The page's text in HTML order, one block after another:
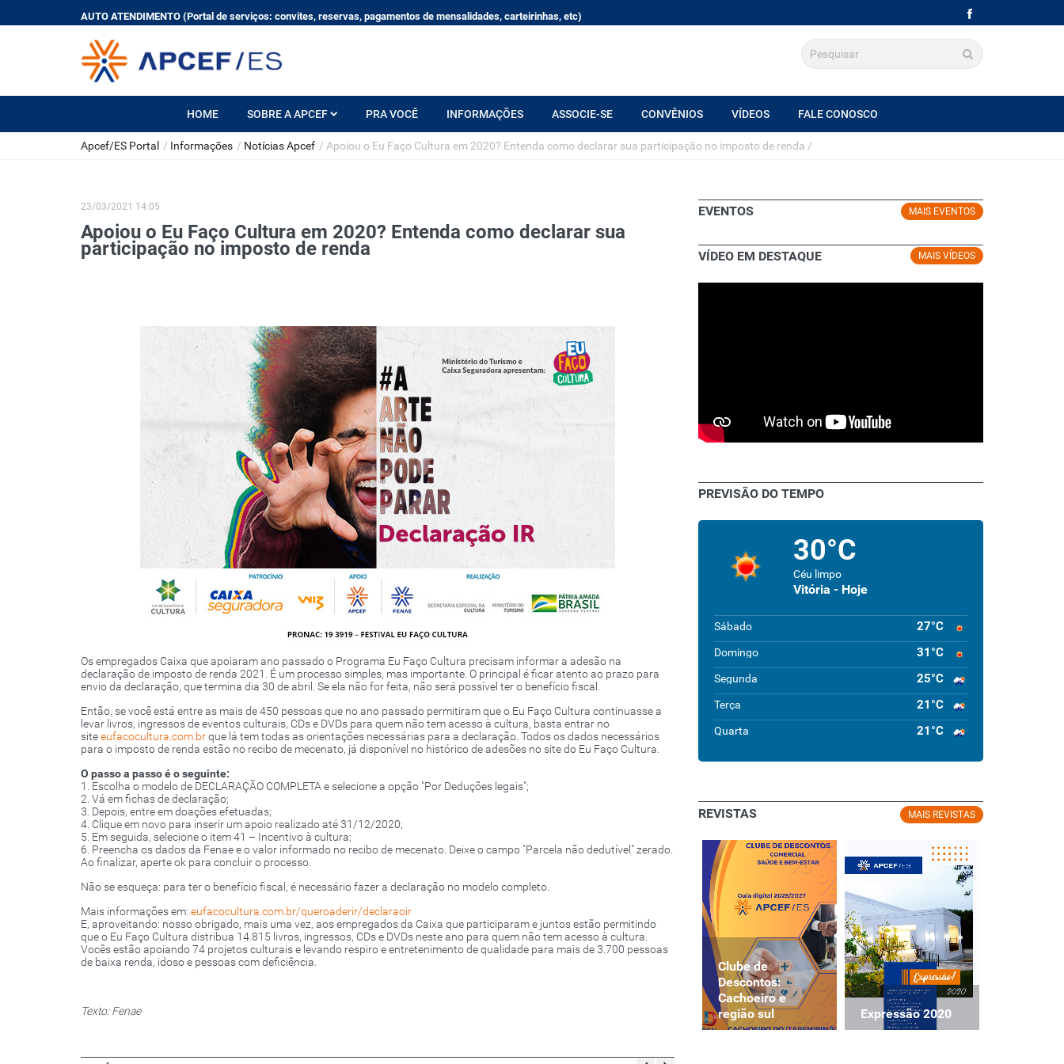
AUTO ATENDIMENTO (Portal de serviços: convites, reservas, pagamentos de mensalidades, carteirinhas, etc)
HOME SOBRE A APCEF PRA VOCÊ INFORMAÇÕES ASSOCIE-SE CONVÊNIOS VÍDEOS FALE CONOSCO
Apcef/ES Portal / Informações / Notícias Apcef / Apoiou o Eu Faço Cultura em 2020? Entenda como declarar sua participação no imposto de renda /
23/03/2021 14:05
Apoiou o Eu Faço Cultura em 2020? Entenda como declarar sua
participação no imposto de renda
Os empregados Caixa que apoiaram ano passado o Programa Eu Faço Cultura precisam informar a adesão na
declaração de imposto de renda 2021. É um processo simples, mas importante. O principal é ficar atento ao prazo para
envio da declaração, que termina dia 30 de abril. Se ela não for feita, não será possível ter o benefício fiscal.
Então, se você está entre as mais de 450 pessoas que no ano passado permitiram que o Eu Faço Cultura continuasse a
levar livros, ingressos de eventos culturais, CDs e DVDs para quem não tem acesso à cultura, basta entrar no
siteeufacocultura.com.brque lá tem todas as orientações necessárias para a declaração. Todos os dados necessários
para o imposto de renda estão no recibo de mecenato, já disponível no histórico de adesões no site do Eu Faço Cultura.
O passo a passo é o seguinte:
1. Escolha o modelo de DECLARAÇÃO COMPLETA e selecione a opção "Por Deduções legais";
2. Vá em fichas de declaração;
3. Depois, entre em doações efetuadas;
4. Clique em novo para inserir um apoio realizado até 31/12/2020;
5. Em seguida, selecione o item 41 – Incentivo à cultura;
6. Preencha os dados da Fenae e o valor informado no recibo de mecenato. Deixe o campo "Parcela não dedutível" zerado.
Ao finalizar, aperte ok para concluir o processo.
Não se esqueça: para ter o benefício fiscal, é necessário fazer a declaração no modelo completo.
Mais informações em: eufacocultura.com.br/queroaderir/declaraoir
E, aproveitando: nosso obrigado, mais uma vez, aos empregados da Caixa que participaram e juntos estão permitindo
que o Eu Faço Cultura distribua 14.815 livros, ingressos, CDs e DVDs neste ano para quem não tem acesso à cultura.
Vocês estão apoiando 74 projetos culturais e levando respiro e entretenimento de qualidade para mais de 3.700 pessoas
de baixa renda, idoso e pessoas com deficiência.
Texto: Fenae
MAIS EVENTOS
EVENTOS
MAIS VÍDEOS
VÍDEO EM DESTAQUE
PREVISÃO DO TEMPO
30°C
Céu limpo
Vitória - Hoje
Sábado 27°C
Domingo 31°C
Segunda 25°C
Terça 21°C
Quarta 21°C
MAIS REVISTAS
REVISTAS
Clube de
Descontos:
Cachoeiro e
região sul
Expressão 2020